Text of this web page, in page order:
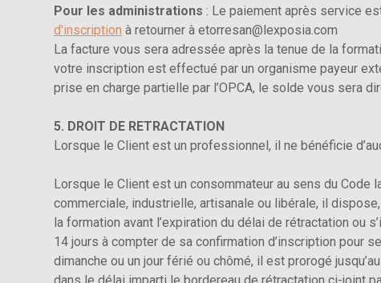
Pour les administrations: Le paiement après service
d'inscription à retourner à etorresan@lexposia.com
La facture vous sera adressée après la tenue de la
votre inscription est effectué par un organisme payeur
prise en charge partielle par l’OPCA, le solde vous sera
5. DROIT DE RETRACTATION
Lorsque le Client est un professionnel, il ne bénéficie
Lorsque le Client est un consommateur au sens du Code
commerciale, industrielle, artisanale ou libérale, il
la formation avant l’expiration du délai de rétractation ou
14 jours à compter de sa confirmation d’inscription pour
dimanche ou un jour férié ou chômé, il est prorogé